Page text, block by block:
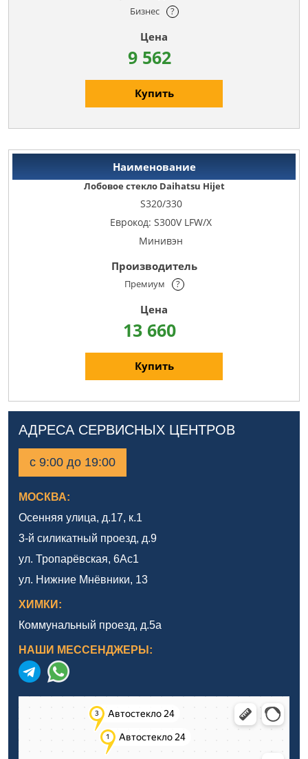
Бизнес ?
9 562
Купить
Лобовое стекло Daihatsu Hijet
S320/330
Еврокод: S300V LFW/X
Минивэн
Премиум ?
13 660
Купить
АДРЕСА СЕРВИСНЫХ ЦЕНТРОВ
с 9:00 до 19:00
МОСКВА:
Осенняя улица, д.17, к.1
3-й силикатный проезд, д.9
ул. Тропарёвская, 6Ас1
ул. Нижние Мнёвники, 13
ХИМКИ:
Коммунальный проезд, д.5а
НАШИ МЕССЕНДЖЕРЫ: